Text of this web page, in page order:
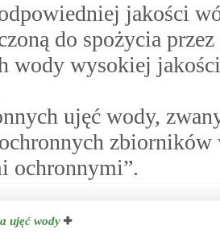
jakości
do spożycia
wody wysokiej
ujęć wody,
ochronnymi”.
ujęć wody